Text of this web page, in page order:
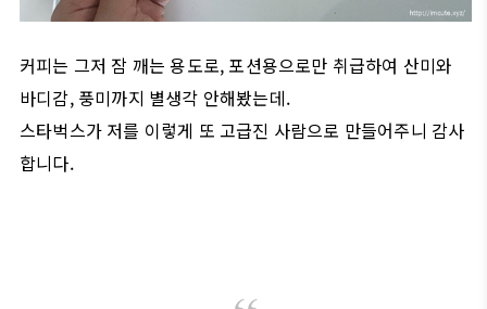
커피는 그저 잠 깨는 용도로, 포션용으로만 취급하여 산미와
바디감, 풍미까지 별생각 안해봤는데.
스타벅스가 저를 이렇게 또 고급진 사람으로 만들어주니 감사
합니다.